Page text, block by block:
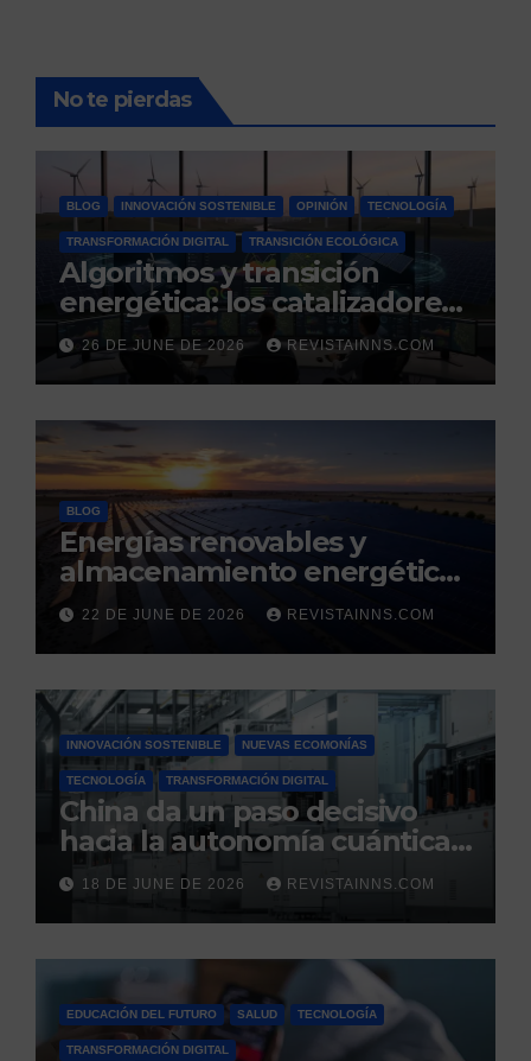
No te pierdas
BLOG INNOVACIÓN SOSTENIBLE OPINIÓN TECNOLOGÍA
TRANSFORMACIÓN DIGITAL TRANSICIÓN ECOLÓGICA
Algoritmos y transición
energética: los catalizadores
digitales de un nuevo
modelo energético
renovable y resiliente
26 DE JUNE DE 2026 REVISTAINNS.COM
BLOG
Energías renovables y
almacenamiento energético:
la nueva columna vertebral
de la estabilidad del sistema
eléctrico español
22 DE JUNE DE 2026 REVISTAINNS.COM
INNOVACIÓN SOSTENIBLE NUEVAS ECOMONÍAS
TECNOLOGÍA TRANSFORMACIÓN DIGITAL
China da un paso decisivo
hacia la autonomía cuántica:
produce por primera vez el
silicio ultrapuro que sus
competidores controlaban
18 DE JUNE DE 2026 REVISTAINNS.COM
EDUCACIÓN DEL FUTURO SALUD TECNOLOGÍA
TRANSFORMACIÓN DIGITAL